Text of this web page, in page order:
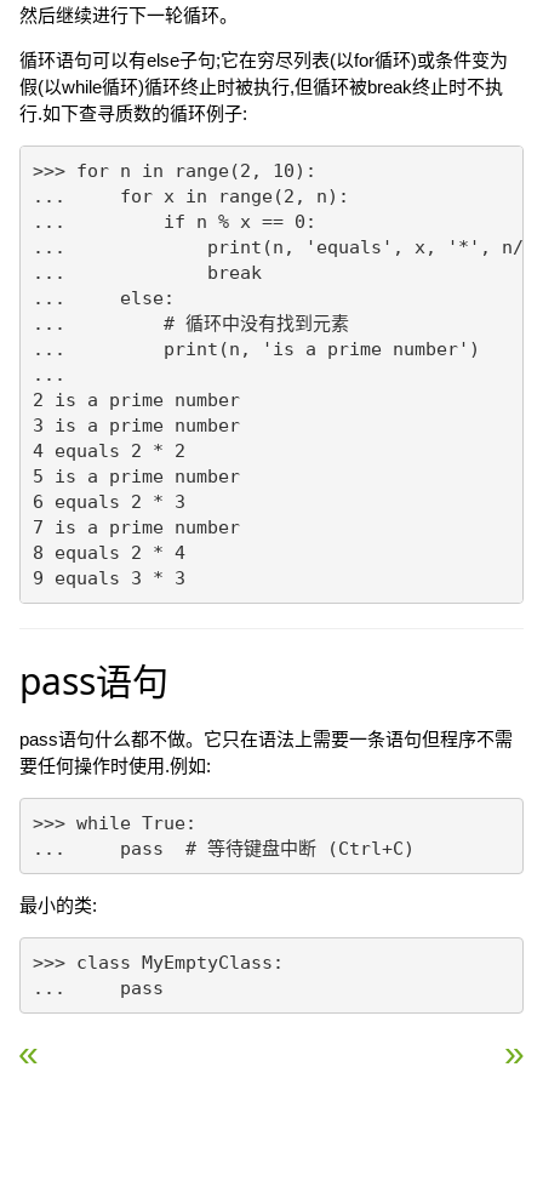
然后继续进行下一轮循环。
循环语句可以有else子句;它在穷尽列表(以for循环)或条件变为
假(以while循环)循环终止时被执行,但循环被break终止时不执
行.如下查寻质数的循环例子:
>>> for n in range(2, 10):
...     for x in range(2, n):
...         if n % x == 0:
...             print(n, 'equals', x, '*', n//
...             break
...     else:
...         # 循环中没有找到元素
...         print(n, 'is a prime number')
...
2 is a prime number
3 is a prime number
4 equals 2 * 2
5 is a prime number
6 equals 2 * 3
7 is a prime number
8 equals 2 * 4
9 equals 3 * 3
pass语句
pass语句什么都不做。它只在语法上需要一条语句但程序不需
要任何操作时使用.例如:
>>> while True:
...     pass  # 等待键盘中断 (Ctrl+C)
最小的类:
>>> class MyEmptyClass:
...     pass
« Python 条件控制 Python 函数 »